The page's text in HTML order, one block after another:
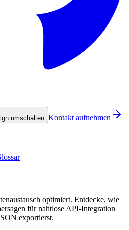
umschalten Kontakt aufnehmen
optimiert. Entdecke, wie
für nahtlose API-Integration
exportierst.